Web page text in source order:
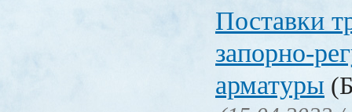
Поставки
запорно-
арматуры